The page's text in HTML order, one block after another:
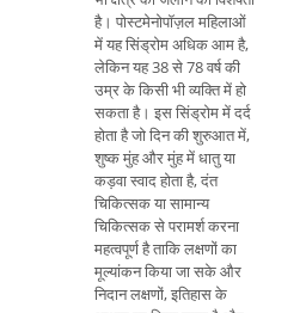
है। पोस्टमेनोपॉज़ल महिलाओं
में यह सिंड्रोम अधिक आम है,
लेकिन यह 38 से 78 वर्ष की
उम्र के किसी भी व्यक्ति में हो
सकता है। इस सिंड्रोम में दर्द
होता है जो दिन की शुरुआत में,
शुष्क मुंह और मुंह में धातु या
कड़वा स्वाद होता है, दंत
चिकित्सक या सामान्य
चिकित्सक से परामर्श करना
महत्वपूर्ण है ताकि लक्षणों का
मूल्यांकन किया जा सके और
निदान लक्षणों, इतिहास के